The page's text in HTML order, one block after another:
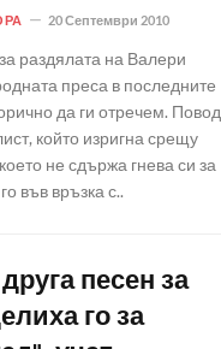
20 Септември 2010
раздялата на Валери
преса в последните
да ги отречем. Повод
който изригна срещу
не сдържа гнева си за
във връзка с..
песен за
го за